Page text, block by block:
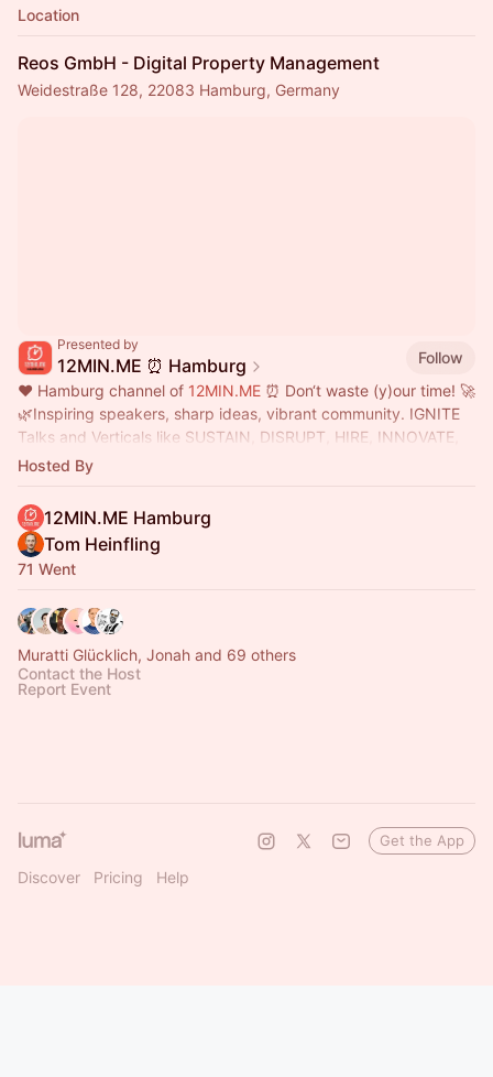
Location
Reos GmbH - Digital Property Management
Weidestraße 128, 22083 Hamburg, Germany
Presented by
12MIN.ME ⏰ Hamburg
Follow
❤️ Hamburg channel of 12MIN.ME ⏰ Don‘t waste (y)our time! 🚀
🌿Inspiring speakers, sharp ideas, vibrant community. IGNITE
Talks and Verticals like SUSTAIN, DISRUPT, HIRE, INNOVATE,
EDUCATE, ...
Hosted By
12MIN.ME Hamburg
Tom Heinfling
71 Went
Muratti Glücklich, Jonah and 69 others
Contact the Host
Report Event
Discover Pricing Help
Get the App